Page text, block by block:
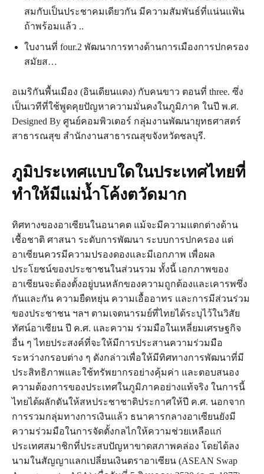
สมกับเป็นประชาคมเดียวกัน มีความสัมพันธ์ที่แน่นแฟ้น
ถ้าพร้อมแล้ว ..
ใบงานที่ four.2 พัฒนาการทางด้านการเมืองการปกครอง
สมัยส…
อเมริกันพื้นเมือง (อินเดียนแดง) กับคนขาว ตอนที่ three. ซึ่ง
เป็นเวทีที่ใช้พูดคุยปัญหาความมั่นคงในภูมิภาค ในปี พ.ศ.
Designed By ศูนย์คอมพิวเตอร์ กลุ่มงานพัฒนายุทธศาสตร์
สาธารณสุข สำนักงานสาธารณสุขจังหวัดชลบุรี.
ภูมิประเทศแบบใดในประเทศไทยที่
ทำให้มีแม่น้ำโค้งตวัดมาก
ทิศทางของอาเซียนในอนาคต แม้จะมีความแตกต่างด้าน
เชื้อชาติ ศาสนา ระดับการพัฒนา ระบบการปกครอง แต่
อาเซียนควรมีความปรองดองและมีเอกภาพ เพื่อผล
ประโยชน์ของประชาชนในส่วนรวม ทั้งนี้ เอกภาพของ
อาเซียนจะต้องตั้งอยู่บนหลักของความถูกต้องและเคารพซึ่ง
กันและกัน ความยืดหยุ่น ความเอื้ออาทร และการมีส่วนร่วม
ของประชาชน ฯลฯ ตามเจตนารมย์ที่ไทยได้ระบุไว้ในวิสัย
ทัศน์อาเซียน ปี ค.ศ. และความ ร่วมมือในเหลี่ยมเศรษฐกิจ
อื่น ๆ ไทยประสงค์ที่จะให้มีการประสานความร่วมมือ
ระหว่างกรอบต่าง ๆ ดังกล่าวเพื่อให้มีทิศทางการพัฒนาที่มี
ประสิทธิภาพและใช้ทรัพยากรอย่างคุ้มค่า และตอบสนอง
ความต้องการของประเทศในภูมิภาคอย่างแท้จริง ในการนี้
ไทยได้ผลักดันให้สหประชาชาติประกาศให้ปี ค.ศ. นอกจาก
การรวมกลุ่มทางการเงินแล้ว ธนาคารกลางอาเซียนยังมี
ความร่วมมือในการจัดตั้งกลไกให้ความช่วยเหลือแก่
ประเทศสมาชิกที่ประสบปัญหาขาดสภาพคล่อง โดยได้ลง
นามในสัญญาแลกเปลี่ยนเงินตราอาเซียน (ASEAN Swap